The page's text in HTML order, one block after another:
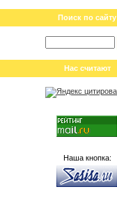
Поиск по сайту
Нас считают
Наша кнопка: